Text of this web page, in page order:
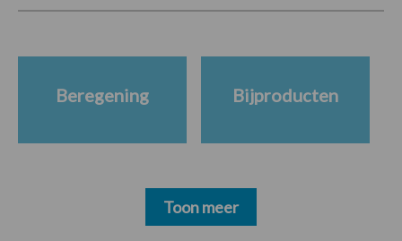
Beregening Bijproducten
Toon meer